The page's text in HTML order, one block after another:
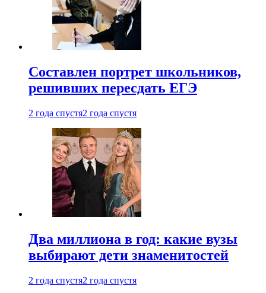
Составлен портрет школьников,
решивших пересдать ЕГЭ
2 года спустя2 года спустя
Два миллиона в год: какие вузы
выбирают дети знаменитостей
2 года спустя2 года спустя